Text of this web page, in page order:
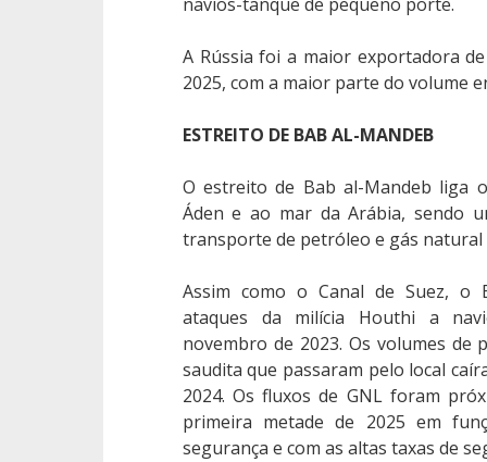
navios-tanque de pequeno porte.
A Rússia foi a maior exportadora
2025, com a maior parte do volume
ESTREITO DE BAB AL-MANDEB
O estreito de Bab al-Mandeb liga
Áden e ao mar da Arábia, sendo
transporte de petróleo e gás natural
Assim como o Canal de Suez, o
ataques da milícia Houthi a
novembro de 2023. Os volumes
saudita que passaram pelo local
2024. Os fluxos de GNL foram
primeira metade de 2025 em
segurança e com as altas taxas de